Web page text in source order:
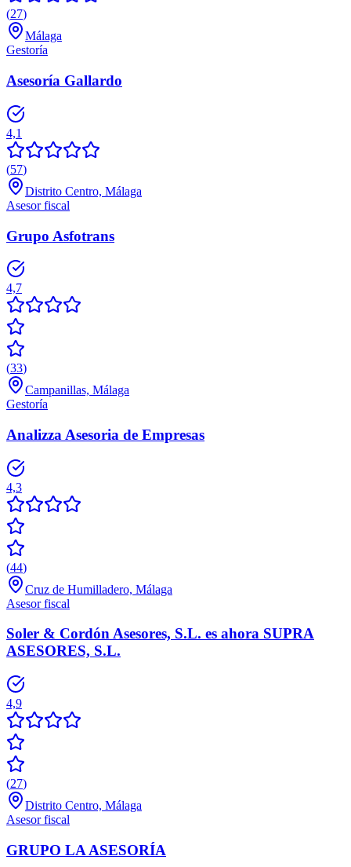
(27)
Málaga
Gestoría
Asesoría Gallardo
4,1
(57)
Distrito Centro, Málaga
Asesor fiscal
Grupo Asfotrans
4,7
(33)
Campanillas, Málaga
Gestoría
Analizza Asesoria de Empresas
4,3
(44)
Cruz de Humilladero, Málaga
Asesor fiscal
Soler & Cordón Asesores, S.L. es ahora SUPRA
ASESORES, S.L.
4,9
(27)
Distrito Centro, Málaga
Asesor fiscal
GRUPO LA ASESORÍA